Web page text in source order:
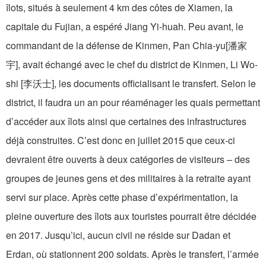
îlots, situés à seulement 4 km des côtes de Xiamen, la
capitale du Fujian, a espéré Jiang Yi-huah. Peu avant, le
commandant de la défense de Kinmen, Pan Chia-yu[潘家
宇], avait échangé avec le chef du district de Kinmen, Li Wo-
shi [李沃士], les documents officialisant le transfert. Selon le
district, il faudra un an pour réaménager les quais permettant
d’accéder aux îlots ainsi que certaines des infrastructures
déjà construites. C’est donc en juillet 2015 que ceux-ci
devraient être ouverts à deux catégories de visiteurs – des
groupes de jeunes gens et des militaires à la retraite ayant
servi sur place. Après cette phase d’expérimentation, la
pleine ouverture des îlots aux touristes pourrait être décidée
en 2017. Jusqu’ici, aucun civil ne réside sur Dadan et
Erdan, où stationnent 200 soldats. Après le transfert, l’armée